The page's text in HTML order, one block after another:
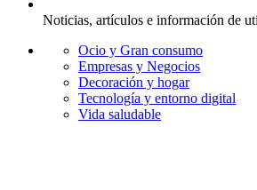
Noticias, artículos e información de
Ocio y Gran consumo
Empresas y Negocios
Decoración y hogar
Tecnología y entorno digital
Vida saludable